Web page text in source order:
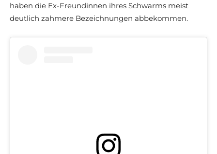
haben die Ex-Freundinnen ihres Schwarms meist
deutlich zahmere Bezeichnungen abbekommen.